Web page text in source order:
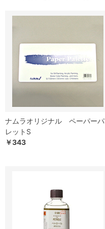
ナムラオリジナル ペーパーパ
レットS
￥343